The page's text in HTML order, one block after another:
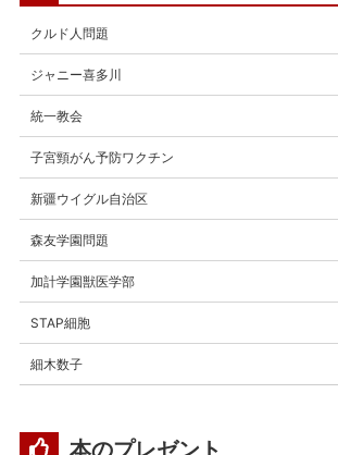
クルド人問題
ジャニー喜多川
統一教会
子宮頸がん予防ワクチン
新疆ウイグル自治区
森友学園問題
加計学園獣医学部
STAP細胞
細木数子
本のプレゼント